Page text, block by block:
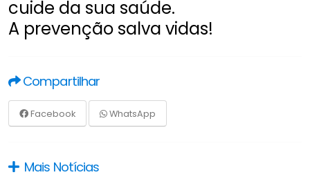
cuide da sua saúde.
A prevenção salva vidas!
Compartilhar
Facebook WhatsApp
Mais Notícias